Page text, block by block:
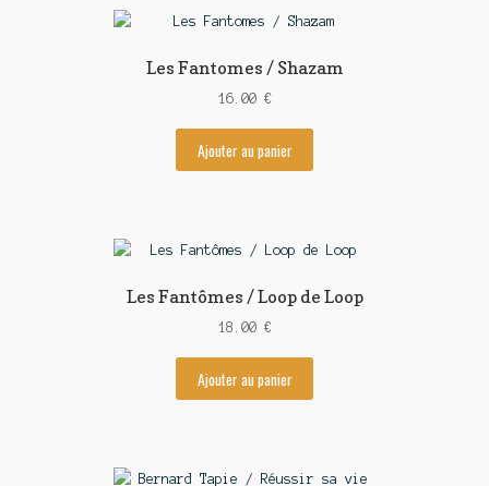
Les Fantomes / Shazam
16.00 €
Ajouter au panier
Les Fantômes / Loop de Loop
18.00 €
Ajouter au panier